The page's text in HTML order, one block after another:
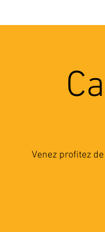
Venez profitez